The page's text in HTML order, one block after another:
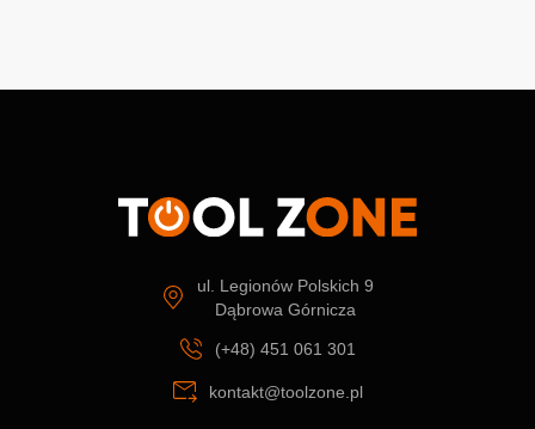
ul. Legionów Polskich 9
Dąbrowa Górnicza
(+48) 451 061 301
kontakt@toolzone.pl